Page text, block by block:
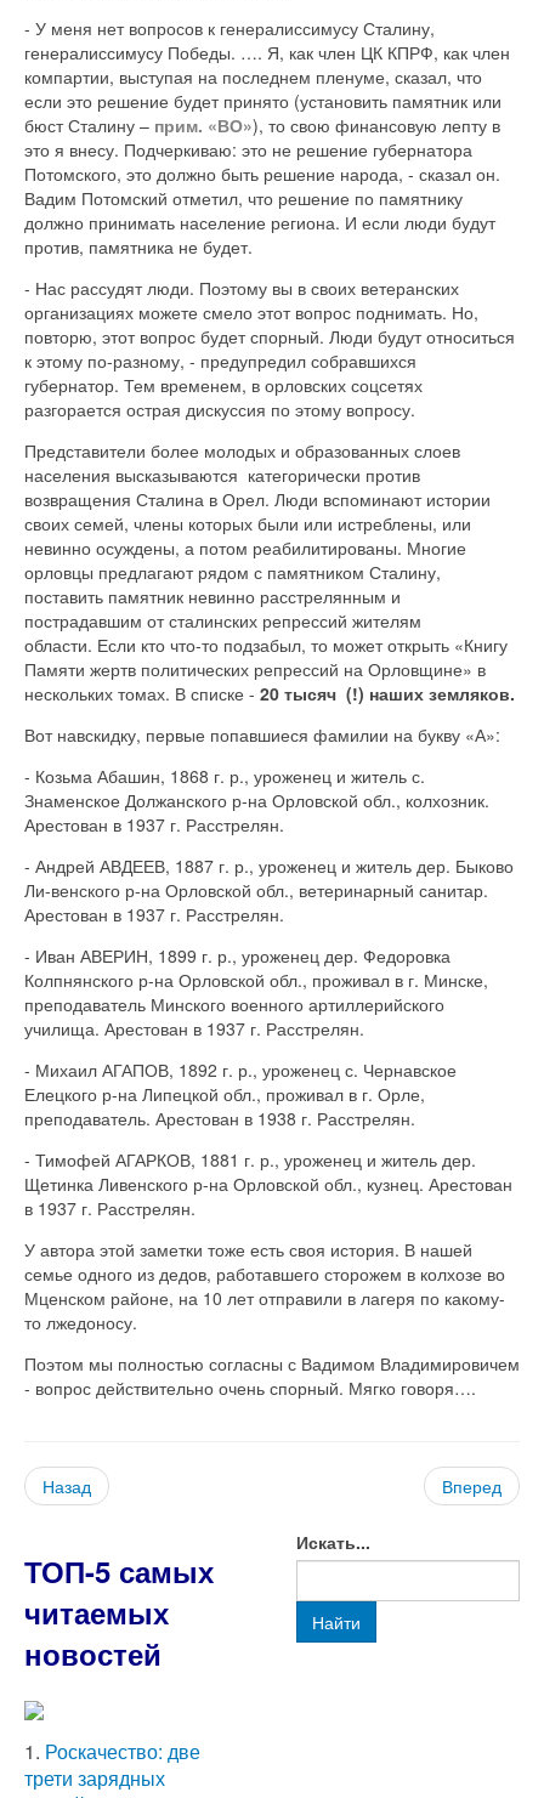
- У меня нет вопросов к генералиссимусу Сталину,
генералиссимусу Победы. …. Я, как член ЦК КПРФ, как член
компартии, выступая на последнем пленуме, сказал, что
если это решение будет принято (установить памятник или
бюст Сталину – прим. «ВО»), то свою финансовую лепту в
это я внесу. Подчеркиваю: это не решение губернатора
Потомского, это должно быть решение народа, - сказал он.
Вадим Потомский отметил, что решение по памятнику
должно принимать население региона. И если люди будут
против, памятника не будет.
- Нас рассудят люди. Поэтому вы в своих ветеранских
организациях можете смело этот вопрос поднимать. Но,
повторю, этот вопрос будет спорный. Люди будут относиться
к этому по-разному, - предупредил собравшихся
губернатор. Тем временем, в орловских соцсетях
разгорается острая дискуссия по этому вопросу.
Представители более молодых и образованных слоев
населения высказываются категорически против
возвращения Сталина в Орел. Люди вспоминают истории
своих семей, члены которых были или истреблены, или
невинно осуждены, а потом реабилитированы. Многие
орловцы предлагают рядом с памятником Сталину,
поставить памятник невинно расстрелянным и
пострадавшим от сталинских репрессий жителям
области. Если кто что-то подзабыл, то может открыть «Книгу
Памяти жертв политических репрессий на Орловщине» в
нескольких томах. В списке - 20 тысяч (!) наших земляков.
Вот навскидку, первые попавшиеся фамилии на букву «А»:
- Козьма Абашин, 1868 г. р., уроженец и житель с.
Знаменское Должанского р-на Орловской обл., колхозник.
Арестован в 1937 г. Расстрелян.
- Андрей АВДЕЕВ, 1887 г. р., уроженец и житель дер. Быково
Ли-венского р-на Орловской обл., ветеринарный санитар.
Арестован в 1937 г. Расстрелян.
- Иван АВЕРИН, 1899 г. р., уроженец дер. Федоровка
Колпнянского р-на Орловской обл., проживал в г. Минске,
преподаватель Минского военного артиллерийского
училища. Арестован в 1937 г. Расстрелян.
- Михаил АГАПОВ, 1892 г. р., уроженец с. Чернавское
Елецкого р-на Липецкой обл., проживал в г. Орле,
преподаватель. Арестован в 1938 г. Расстрелян.
- Тимофей АГАРКОВ, 1881 г. р., уроженец и житель дер.
Щетинка Ливенского р-на Орловской обл., кузнец. Арестован
в 1937 г. Расстрелян.
У автора этой заметки тоже есть своя история. В нашей
семье одного из дедов, работавшего сторожем в колхозе во
Мценском районе, на 10 лет отправили в лагеря по какому-
то лжедоносу.
Поэтом мы полностью согласны с Вадимом Владимировичем
- вопрос действительно очень спорный. Мягко говоря….
Назад Вперед
ТОП-5 самых
читаемых
новостей
1. Роскачество: две
трети зарядных
Искать...
Найти